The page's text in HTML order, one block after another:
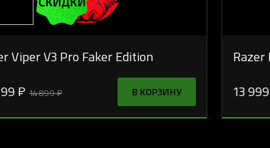
Viper V3 Pro Faker Edition
₽ 14 899 ₽ В КОРЗИНУ
Razer
13